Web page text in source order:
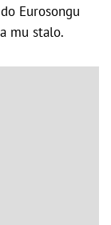
Eurosongu
mu stalo.